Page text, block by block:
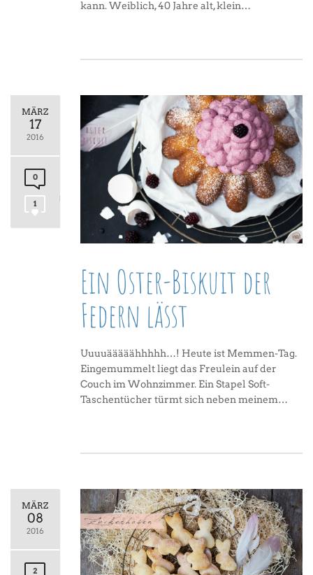
kann. Weiblich, 40 Jahre alt, klein…
MÄRZ
17
2016
0
1
Ein Oster-Biskuit der
Federn lässt
Uuuuääääähhhhh…! Heute ist Memmen-Tag.
Eingemummelt liegt das Freulein auf der
Couch im Wohnzimmer. Ein Stapel Soft-
Taschentücher türmt sich neben meinem…
MÄRZ
08
2016
2